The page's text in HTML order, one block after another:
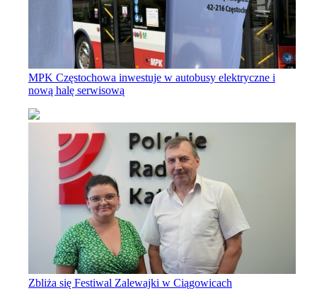
MPK Częstochowa inwestuje w autobusy elektryczne i
nową halę serwisową
Zbliża się Festiwal Zalewajki w Ciągowicach